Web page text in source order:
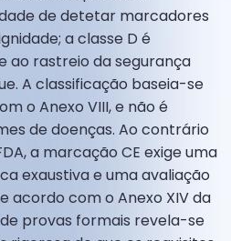
de detetar marcadores
a classe D é
ao rastreio da segurança
A classificação baseia-se
o Anexo VIII, e não é
de doenças. Ao contrário
a marcação CE exige uma
exaustiva e uma avaliação
acordo com o Anexo XIV da
de provas formais revela-se